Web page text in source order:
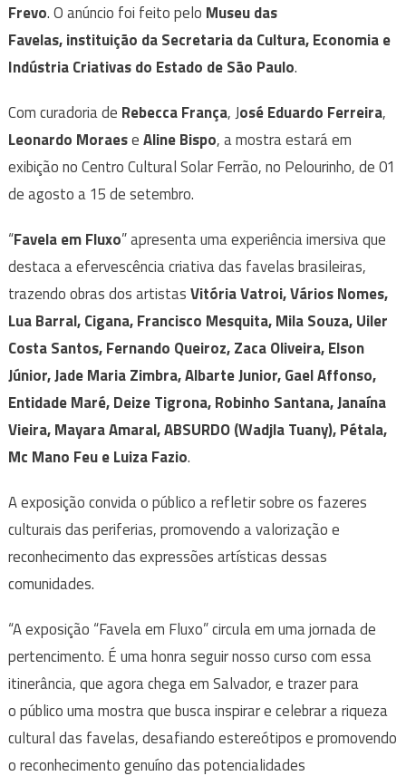
Frevo. O anúncio foi feito pelo Museu das
Favelas, instituição da Secretaria da Cultura, Economia e
Indústria Criativas do Estado de São Paulo.
Com curadoria de Rebecca França, José Eduardo Ferreira,
Leonardo MoraeseAline Bispo, a mostra estará em
exibição no Centro Cultural Solar Ferrão, no Pelourinho, de 01
de agosto a 15 de setembro.
“Favela em Fluxo” apresenta uma experiência imersiva que
destaca a efervescência criativa das favelas brasileiras,
trazendo obras dos artistasVitória Vatroi, Vários Nomes,
Lua Barral, Cigana, Francisco Mesquita, Mila Souza, Uiler
Costa Santos, Fernando Queiroz, Zaca Oliveira, Elson
Júnior, Jade Maria Zimbra, Albarte Junior, Gael Affonso,
Entidade Maré, Deize Tigrona, Robinho Santana, Janaína
Vieira, Mayara Amaral, ABSURDO (Wadjla Tuany), Pétala,
Mc Mano Feu e Luiza Fazio.
A exposição convida o público a refletir sobre os fazeres
culturais das periferias, promovendo a valorização e
reconhecimento das expressões artísticas dessas
comunidades.
“A exposição “Favela em Fluxo” circula em uma jornada de
pertencimento. É uma honra seguir nosso curso com essa
itinerância, que agora chega em Salvador, e trazer para
o público uma mostra que busca inspirar e celebrar a riqueza
cultural das favelas, desafiando estereótipos e promovendo
o reconhecimento genuíno das potencialidades